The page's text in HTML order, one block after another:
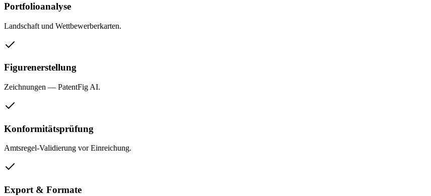
Portfolioanalyse
Landschaft und Wettbewerberkarten.
Figurenerstellung
Zeichnungen — PatentFig AI.
Konformitätsprüfung
Amtsregel-Validierung vor Einreichung.
Export & Formate